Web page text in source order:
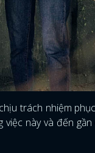
trách nhiệm
này và đến